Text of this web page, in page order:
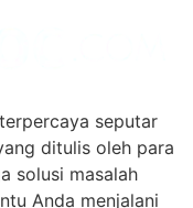
seputar
ditulis oleh para
solusi masalah
Anda menjalani